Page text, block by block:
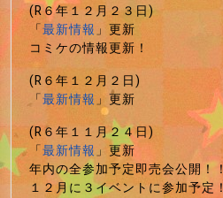
(R６年１２月２３日)
「最新情報」更新
コミケの情報更新！
(R６年１２月２日)
「最新情報」更新
(R６年１１月２４日)
「最新情報」更新
年内の全参加予定即売会公開！！
１２月に３イベントに参加予定！